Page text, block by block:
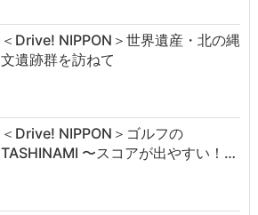
＜Drive! NIPPON＞世界遺産・北の縄
文遺跡群を訪ねて
＜Drive! NIPPON＞ゴルフの
TASHINAMI 〜スコアが出やすい！…